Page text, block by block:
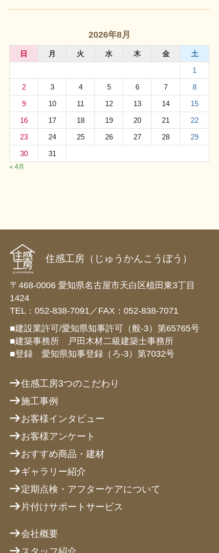
2026年8月
日 月 火 水 木 金
土
1
2
3 4 5 6 7
8
9
10 11 12 13 14
15
16
17 18 19 20 21
22
23
24 25 26 27 28
29
30
31
« 4月
住感工房（じゅうかんこうぼう）
〒468-0006 愛知県名古屋市天白区植田東3丁目
1424
TEL：052-838-7091／FAX：052-838-7071
■建設業許可/愛知県知事許可（般-3）第65765号
■建築事務所 戸田木材二級建築士事務所
■登録 愛知県知事登録（ろ-3）第7032号
住感工房3つのこだわり
施工事例
お客様インタビュー
お客様アンケート
おすすめ商品・建材
ギャラリー紹介
定期点検・アフターケアについて
片付けサポートサービス
会社概要